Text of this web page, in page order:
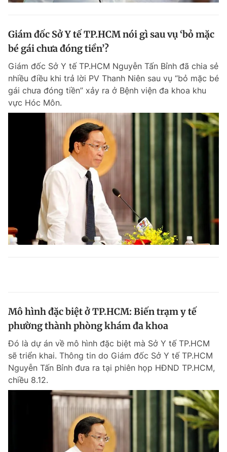
Giám đốc Sở Y tế TP.HCM nói gì sau vụ ‘bỏ mặc
bé gái chưa đóng tiền’?
Giám đốc Sở Y tế TP.HCM Nguyễn Tấn Bỉnh đã chia sẻ
nhiều điều khi trả lời PV Thanh Niên sau vụ “bỏ mặc bé
gái chưa đóng tiền” xảy ra ở Bệnh viện đa khoa khu
vực Hóc Môn.
Mô hình đặc biệt ở TP.HCM: Biến trạm y tế
phường thành phòng khám đa khoa
Đó là dự án về mô hình đặc biệt mà Sở Y tế TP.HCM
sẽ triển khai. Thông tin do Giám đốc Sở Y tế TP.HCM
Nguyễn Tấn Bỉnh đưa ra tại phiên họp HĐND TP.HCM,
chiều 8.12.